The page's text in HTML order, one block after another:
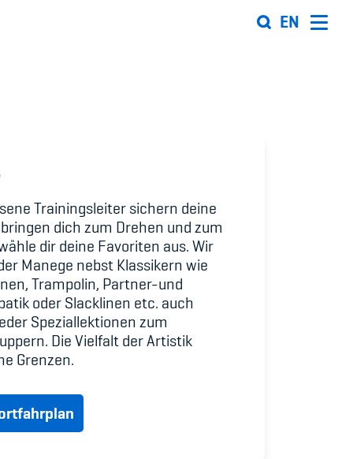
EN
Sport
Mitgliedervereine
Sponsoren und Partner
Netzwerk
Trainingsleiter sichern deine
dich zum Drehen und zum
dir deine Favoriten aus. Wir
Manege nebst Klassikern wie
Trampolin, Partner-und
oder Slacklinen etc. auch
Speziallektionen zum
Die Vielfalt der Artistik
Grenzen.